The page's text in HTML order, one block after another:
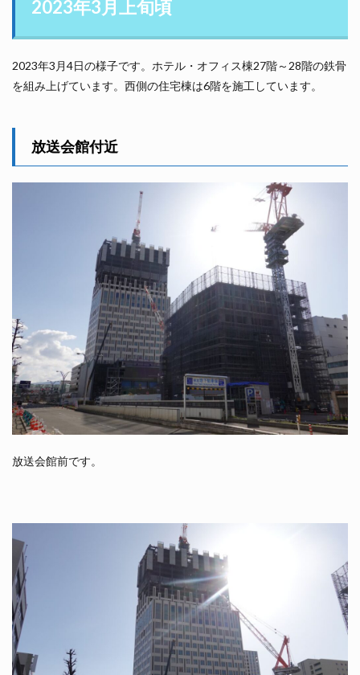
2023年3月上旬頃
2023年3月4日の様子です。ホテル・オフィス棟27階～28階の鉄骨
を組み上げています。西側の住宅棟は6階を施工しています。
放送会館付近
放送会館前です。